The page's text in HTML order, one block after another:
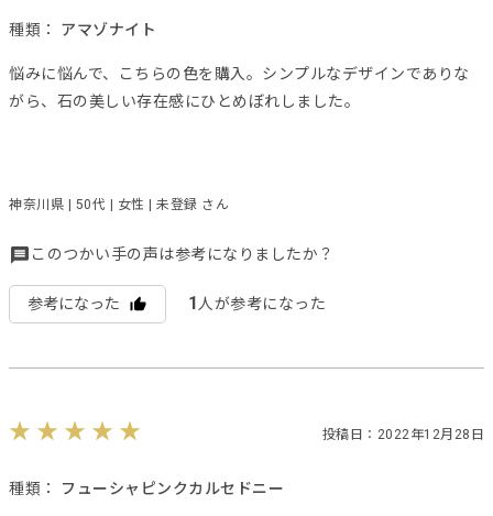
種類： アマゾナイト
悩みに悩んで、こちらの色を購入。シンプルなデザインでありな
がら、石の美しい存在感にひとめぼれしました。
神奈川県 | 50代 | 女性 | 未登録 さん
このつかい手の声は参考になりましたか？
参考になった 1 人が参考になった
投稿日：2022年12月28日
種類： フューシャピンクカルセドニー